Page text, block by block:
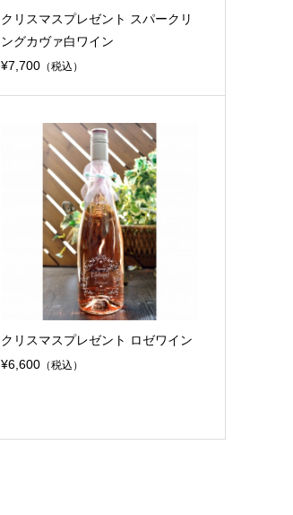
クリスマスプレゼント スパークリ
ングカヴァ白ワイン
¥7,700 （税込）
クリスマスプレゼント ロゼワイン
¥6,600 （税込）